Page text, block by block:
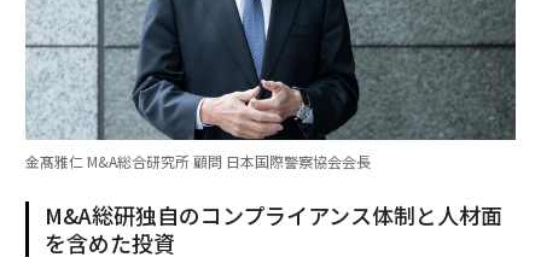
金髙雅仁 M&A総合研究所 顧問 日本国際警察協会会長
M&A総研独自のコンプライアンス体制と人材面
を含めた投資